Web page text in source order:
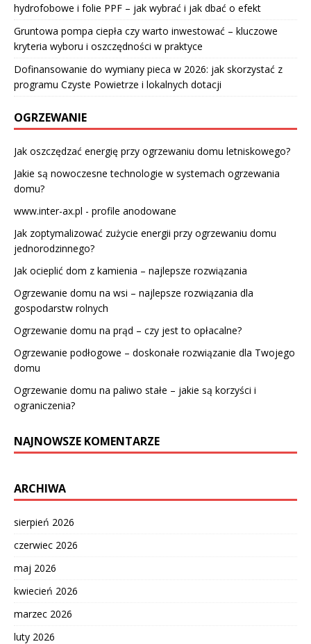
hydrofobowe i folie PPF – jak wybrać i jak dbać o efekt
Gruntowa pompa ciepła czy warto inwestować – kluczowe
kryteria wyboru i oszczędności w praktyce
Dofinansowanie do wymiany pieca w 2026: jak skorzystać z
programu Czyste Powietrze i lokalnych dotacji
OGRZEWANIE
Jak oszczędzać energię przy ogrzewaniu domu letniskowego?
Jakie są nowoczesne technologie w systemach ogrzewania
domu?
www.inter-ax.pl - profile anodowane
Jak zoptymalizować zużycie energii przy ogrzewaniu domu
jednorodzinnego?
Jak ocieplić dom z kamienia – najlepsze rozwiązania
Ogrzewanie domu na wsi – najlepsze rozwiązania dla
gospodarstw rolnych
Ogrzewanie domu na prąd – czy jest to opłacalne?
Ogrzewanie podłogowe – doskonałe rozwiązanie dla Twojego
domu
Ogrzewanie domu na paliwo stałe – jakie są korzyści i
ograniczenia?
NAJNOWSZE KOMENTARZE
ARCHIWA
sierpień 2026
czerwiec 2026
maj 2026
kwiecień 2026
marzec 2026
luty 2026